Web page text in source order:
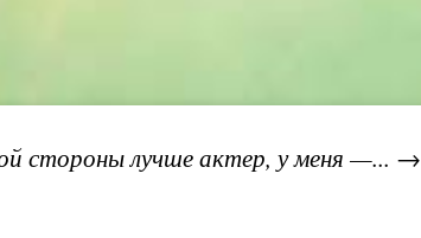
стороны лучше актер, у меня —... →